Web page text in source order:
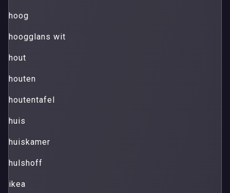
hoog
hoogglans wit
hout
houten
houtentafel
huis
huiskamer
hulshoff
ikea